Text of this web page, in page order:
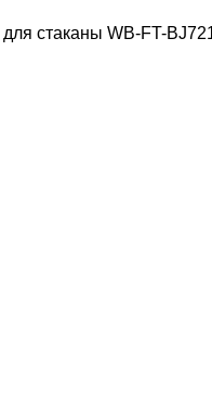
cтаканы WB-FT-